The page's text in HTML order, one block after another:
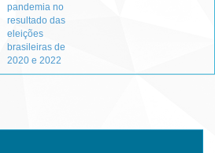
pandemia no
resultado das
eleições
brasileiras de
2020 e 2022